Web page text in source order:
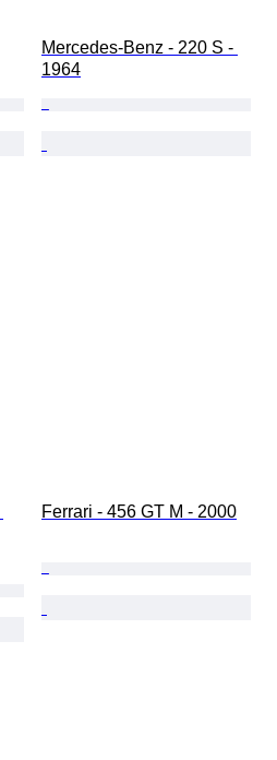
Mercedes-Benz - 220 S -
1964
Ferrari - 456 GT M - 2000